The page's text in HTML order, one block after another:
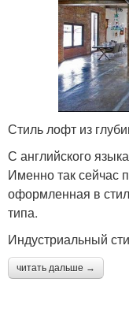
Стиль лофт из
С английского
Именно так сейчас
оформленная в
типа.
Индустриальный
читать дальше →